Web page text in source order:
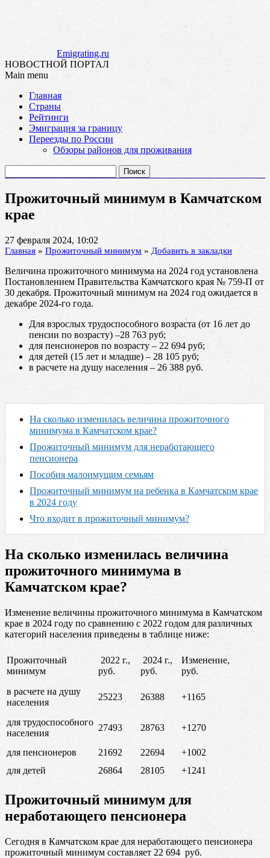
Emigrating.ru
НОВОСТНОЙ ПОРТАЛ
Main menu
content
Главная
Страны
Рейтинги
Эмиграция за границу
Переезды по России
Обзоры районов для проживания
Прожиточный минимум в Камчатском
крае
27 февраля 2024, 10:02
Главная » Прожиточный минимум » Добавить в закладки
Величина прожиточного минимума на 2024 год установлена
Постановлением Правительства Камчатского края № 759-П от
30 декабря. Прожиточный минимум на 2024 год ожидается в
декабре 2024-го года.
Для взрослых трудоспособного возраста (от 16 лет до
пенсии по возрасту) –28 763 руб;
для пенсионеров по возрасту – 22 694 руб;
для детей (15 лет и младше) – 28 105 руб;
в расчете на душу населения – 26 388 руб.
На сколько изменилась величина прожиточного
минимума в Камчатском крае?
Прожиточный минимум для неработающего
пенсионера
Пособия малоимущим семьям
Прожиточный минимум на ребенка в Камчатском крае
в 2024 году
Что входит в прожиточный минимум?
На сколько изменилась величина
прожиточного минимума в
Камчатском крае?
Изменение величины прожиточного минимума в Камчатском
крае в 2024 году по сравнению с 2022 годом для различных
категорий населения приведены в таблице ниже:
Прожиточный
минимум
2022 г.,
руб.
2024 г.,
руб.
Изменение,
руб.
в расчете на душу
населения
25223 26388 +1165
для трудоспособного
населения
27493 28763 +1270
для пенсионеров 21692 22694
+1002
для детей
26864 28105 +1241
Прожиточный минимум для
неработающего пенсионера
Сегодня в Камчатском крае для неработающего пенсионера
прожиточный минимум составляет 22 694 руб.